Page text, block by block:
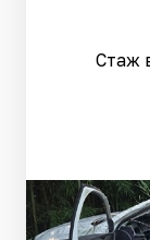
Стаж